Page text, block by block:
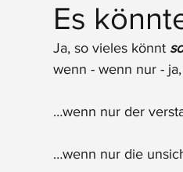
Es
Ja, so vieles könnt
wenn - wenn nur -
…wenn nur der
…wenn nur die